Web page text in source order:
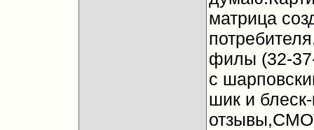
матрица
филы (32-
с
шик и